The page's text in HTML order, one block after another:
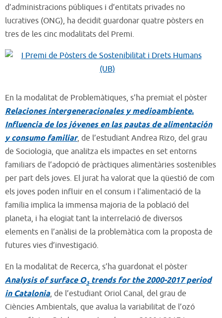
d’administracions públiques i d’entitats privades no
lucratives (ONG), ha decidit guardonar quatre pòsters en
tres de les cinc modalitats del Premi.
En la modalitat de Problemàtiques, s’ha premiat el pòster
Relaciones intergeneracionales y medioambiente.
Influencia de los jóvenes en las pautas de alimentación
y consumo familiar, de l’estudiant Andrea Rizo, del grau
de Sociologia, que analitza els impactes en set entorns
familiars de l’adopció de pràctiques alimentàries sostenibles
per part dels joves. El jurat ha valorat que la qüestió de com
els joves poden influir en el consum i l’alimentació de la
família implica la immensa majoria de la població del
planeta, i ha elogiat tant la interrelació de diversos
elements en l’anàlisi de la problemàtica com la proposta de
futures vies d’investigació.
En la modalitat de Recerca, s’ha guardonat el pòster
Analysis of surface O3 trends for the 2000-2017 period
in Catalonia, de l’estudiant Oriol Canal, del grau de
Ciències Ambientals, que avalua la variabilitat de l’ozó